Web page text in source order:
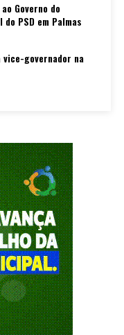
Governo do
PSD em Palmas
governador na